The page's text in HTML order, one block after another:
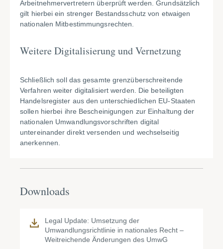
Arbeitnehmervertretern überprüft werden. Grundsätzlich
gilt hierbei ein strenger Bestandsschutz von etwaigen
nationalen Mitbestimmungsrechten.
Weitere Digitalisierung und Vernetzung
Schließlich soll das gesamte grenzüberschreitende
Verfahren weiter digitalisiert werden. Die beteiligten
Handelsregister aus den unterschiedlichen EU-Staaten
sollen hierbei ihre Bescheinigungen zur Einhaltung der
nationalen Umwandlungsvorschriften digital
untereinander direkt versenden und wechselseitig
anerkennen.
Downloads
Legal Update: Umsetzung der
Umwandlungsrichtlinie in nationales Recht –
Weitreichende Änderungen des UmwG